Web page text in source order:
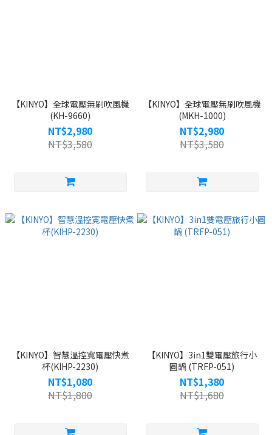
【KINYO】全球電壓無刷吹風機
(KH-9660)
NT$2,980
NT$3,580
【KINYO】全球電壓無刷吹風機
(MKH-1000)
NT$2,980
NT$3,580
【KINYO】智慧溫控寬電壓快煮
杯(KIHP-2230)
NT$1,080
NT$1,800
【KINYO】3in1雙電壓旅行小
圓鍋 (TRFP-051)
NT$1,380
NT$1,680